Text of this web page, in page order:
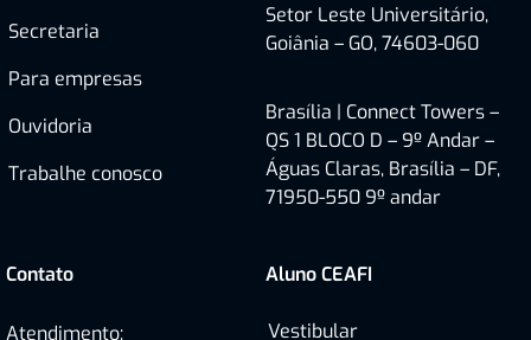
Secretaria
Para empresas
Ouvidoria
Trabalhe conosco
Setor Leste Universitário,
Goiânia – GO, 74603-060
Brasília | Connect Towers –
QS 1 BLOCO D – 9º Andar –
Águas Claras, Brasília – DF,
71950-550 9º andar
Contato
Atendimento:
Aluno CEAFI
Vestibular